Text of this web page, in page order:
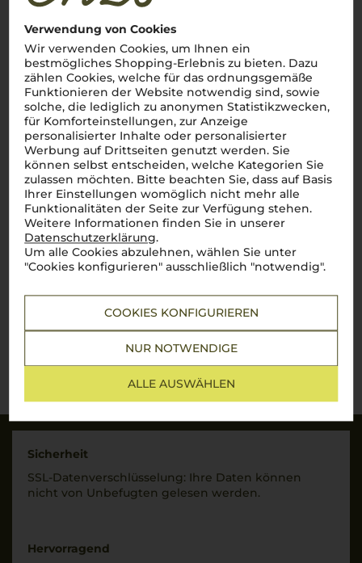
Verwendung von Cookies
Wir verwenden Cookies, um Ihnen ein
bestmögliches Shopping-Erlebnis zu bieten. Dazu
zählen Cookies, welche für das ordnungsgemäße
Funktionieren der Website notwendig sind, sowie
solche, die lediglich zu anonymen Statistikzwecken,
für Komforteinstellungen, zur Anzeige
personalisierter Inhalte oder personalisierter
Werbung auf Drittseiten genutzt werden. Sie
können selbst entscheiden, welche Kategorien Sie
zulassen möchten. Bitte beachten Sie, dass auf Basis
Ihrer Einstellungen womöglich nicht mehr alle
Funktionalitäten der Seite zur Verfügung stehen.
Weitere Informationen finden Sie in unserer
Datenschutzerklärung.
Um alle Cookies abzulehnen, wählen Sie unter
"Cookies konfigurieren" ausschließlich "notwendig".
COOKIES KONFIGURIEREN
NUR NOTWENDIGE
ALLE AUSWÄHLEN
Berlucchi Cuvée Imperiale Franciacorta Brut
Guido Berlucchi i & C.
Prickelnder Alltagstraum
Lombardei
Chardonnay
€ 24,90
€ 33,20
Sicherheit
SSL-Daten­verschlüs­selung: Ihre Daten können
nicht von Unbe­fugten gelesen werden.
Hervorragend